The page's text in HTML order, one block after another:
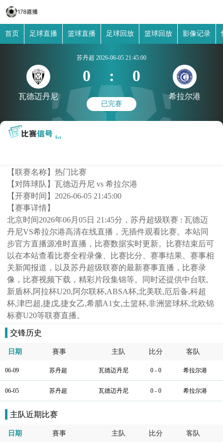
首页 足球直播 篮球直播 足球回放 篮球回放 影像记录
瓦德迈丹尼
苏丹超 2026-06-05 21:45:00
0 : 0
已完赛
希拉尔港
【联赛名称】热门比赛
【对阵球队】瓦德迈丹尼 vs 希拉尔港
【开赛时间】 2026-06-05 21:45:00
【赛事详情】
北京时间2026年06月05日 21:45分，苏丹超级联赛 : 瓦德迈
丹尼VS希拉尔港高清在线直播，无插件观看比赛。本站同
步官方直播源准时直播，比赛数据实时更新。比赛结束后可
以在本站查看比赛全程录像、比赛比分、赛事结果、赛事相
关新闻报道，以及苏丹超级联赛的最新赛事直播，比赛录
像，比赛视频下载，精彩片段集锦等。同时还提供中台联,
新盾杯,阿拉杯U20,阿尔联杯,ABSA杯,北美联,厄后备,科超
杯,津巴超,捷戊,捷女乙,希腊A1女,土篮杯,非洲篮球杯,北欧锦
标赛U20等联赛直播。
交锋历史
日期 賽事 主队 比分 客队
06-09 苏丹超 瓦德迈丹尼 0 - 0 希拉尔港
06-05 苏丹超 瓦德迈丹尼 0 - 0 希拉尔港
主队近期比赛
日期 賽事 主队 比分 客队